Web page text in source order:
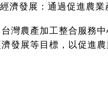
濟發展：通過促進農
灣農產加工整合服務
發展等目標，以促進